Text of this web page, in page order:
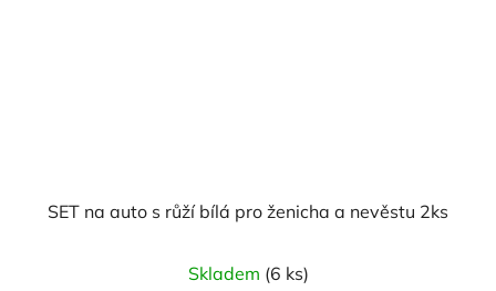
SET na auto s růží bílá pro ženicha a nevěstu 2ks
hodnocení
Skladem (6 ks)